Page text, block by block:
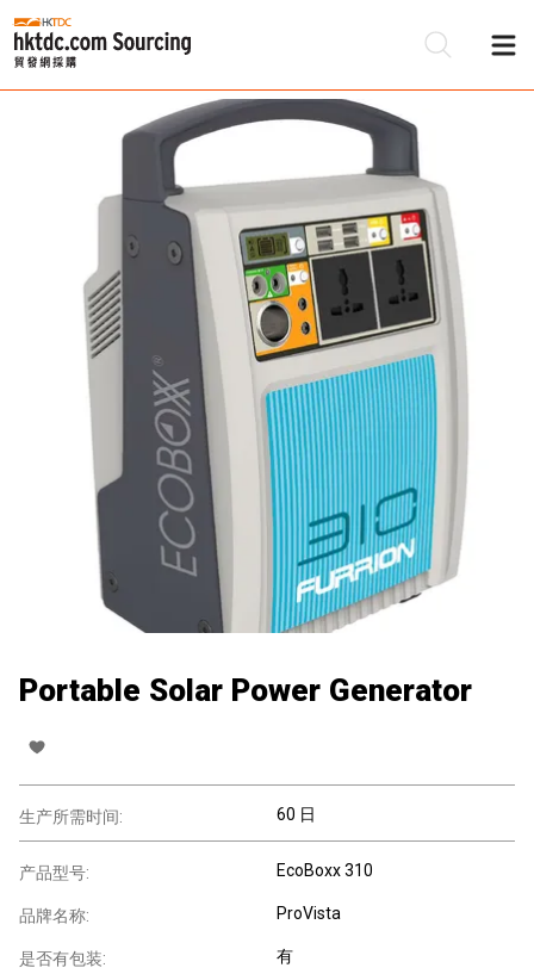
Portable Solar Power Generator
生产所需时间: 60 日
产品型号: EcoBoxx 310
品牌名称: ProVista
是否有包装: 有